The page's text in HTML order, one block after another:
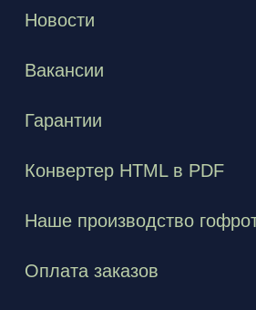
Новости
Вакансии
Гарантии
Конвертер HTML в PDF
Наше производство
Оплата заказов